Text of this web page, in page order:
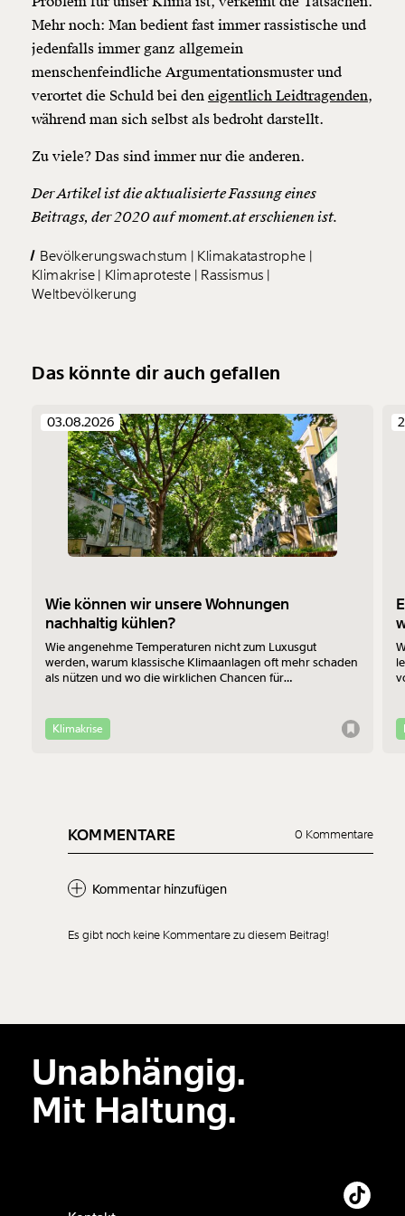
Mehr noch: Man bedient fast immer rassistische und
jedenfalls immer ganz allgemein
menschenfeindliche Argumentationsmuster und
verortet die Schuld bei den eigentlich Leidtragenden,
während man sich selbst als bedroht darstellt.
Zu viele? Das sind immer nur die anderen.
Der Artikel ist die aktualisierte Fassung eines
Beitrags, der 2020 auf moment.at erschienen ist.
Bevölkerungswachstum
Klimakatastrophe
Klimakrise
Klimaproteste Rassismus
Weltbevölkerung
Das könnte dir auch gefallen
03.08.2026
Wie können wir unsere Wohnungen
nachhaltig kühlen?
Wie angenehme Temperaturen nicht zum Luxusgut
werden, warum klassische Klimaanlagen oft mehr schaden
als nützen und wo die wirklichen Chancen für
Klimakrise
KOMMENTARE 0 Kommentare
Kommentar hinzufügen
Der Inhalt dieses Feldes wird nicht öffentlich zugänglich angezeigt.
Es gibt noch keine Kommentare zu diesem Beitrag!
Unabhängig.
Mit Haltung.